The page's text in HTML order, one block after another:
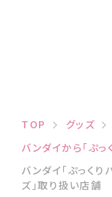
TOP
グッズ
バンダイから「ぷ
バンダイ「ぷっく
ズ」取り扱い店舗